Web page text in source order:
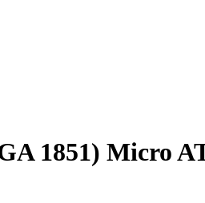
1851) Micro